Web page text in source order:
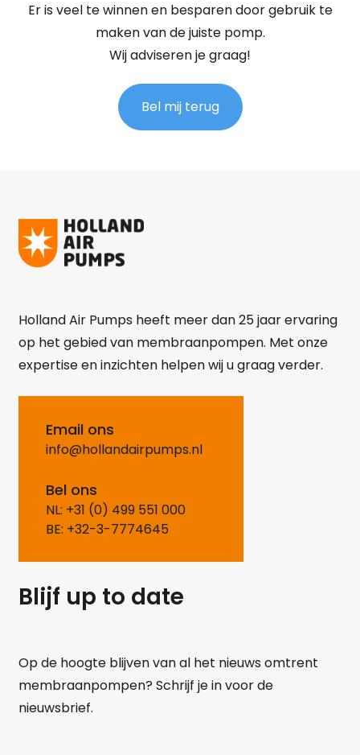
Er is veel te winnen en besparen door gebruik te
maken van de juiste pomp.
Wij adviseren je graag!
Bel mij terug
Holland Air Pumps heeft meer dan 25 jaar ervaring
op het gebied van membraanpompen. Met onze
expertise en inzichten helpen wij u graag verder.
Email ons
info@hollandairpumps.nl
Bel ons
NL: +31 (0) 499 551 000
BE: +32-3-7774645
Blijf up to date
Op de hoogte blijven van al het nieuws omtrent
membraanpompen? Schrijf je in voor de
nieuwsbrief.